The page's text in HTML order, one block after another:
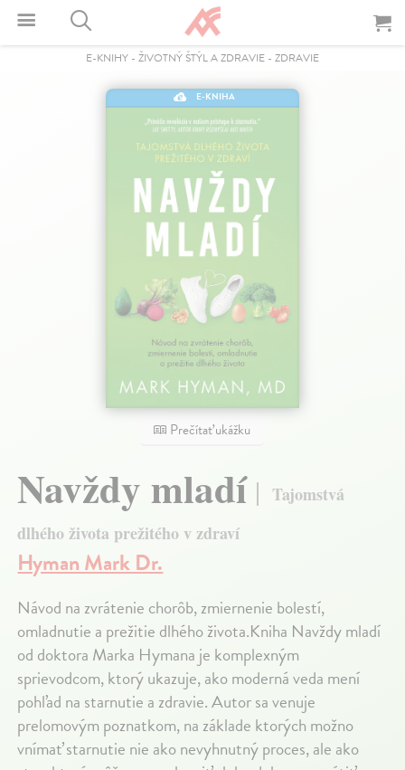
E-KNIHY - ŽIVOTNÝ ŠTÝL A ZDRAVIE - ZDRAVIE
E-KNIHA
Prečítať ukážku
Navždy mladí
Tajomstvá
dlhého života prežitého v zdraví
Hyman Mark Dr.
Návod na zvrátenie chorôb, zmiernenie bolestí,
omladnutie a prežitie dlhého života.Kniha Navždy mladí
od doktora Marka Hymana je komplexným
sprievodcom, ktorý ukazuje, ako moderná veda mení
pohľad na starnutie a zdravie. Autor sa venuje
prelomovým poznatkom, na základe ktorých možno
vnímať starnutie nie ako nevyhnutný proces, ale ako